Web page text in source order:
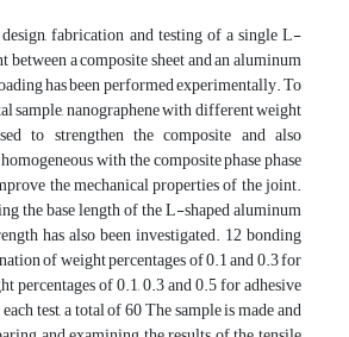
fabrication and testing of a single L-
between a composite sheet and an aluminum
has been performed experimentally. To
sample, nanographene with different weight
to strengthen the composite and also
with the composite phase phase
the mechanical properties of the joint.
the base length of the L-shaped aluminum
has also been investigated. 12 bonding
of weight percentages of 0.1 and 0.3 for
percentages of 0.1, 0.3 and 0.5 for adhesive
test, a total of 60 The sample is made and